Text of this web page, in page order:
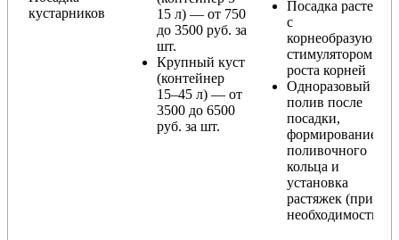
кустарников
15 л) — от 750
до 3500 руб. за
шт.
Крупный куст
(контейнер
15–45 л) — от
3500 до 6500
руб. за шт.
Посадка растения
с
корнеобразующим
стимулятором
роста корней
Одноразовый
полив после
посадки,
формирование
поливочного
кольца и
установка
растяжек (при
необходимости)